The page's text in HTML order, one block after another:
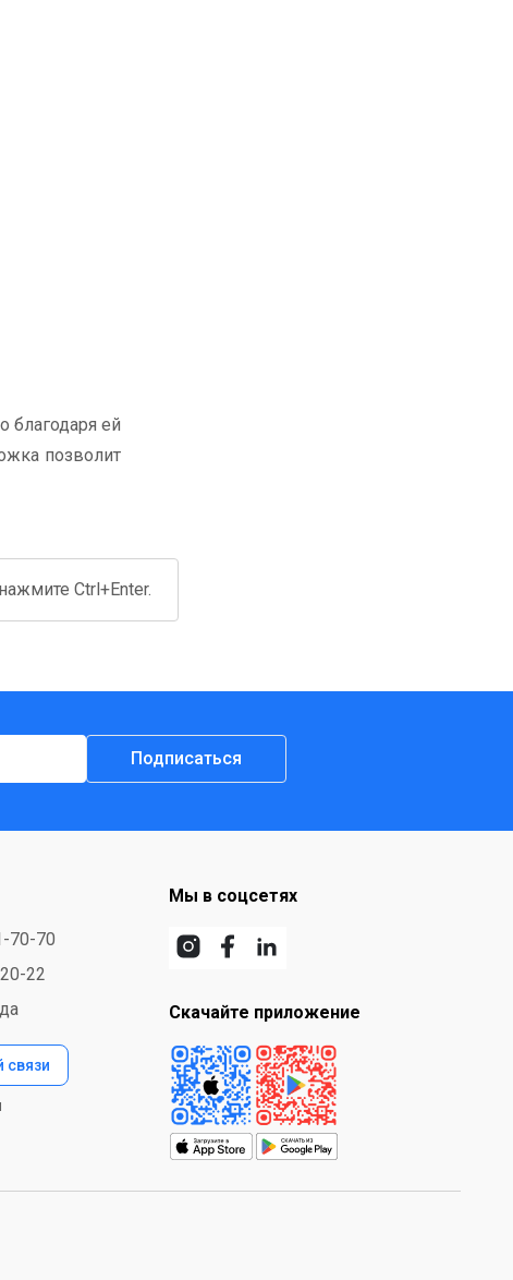
благодаря ей
позволит
Ctrl+Enter.
Подписаться
70-70
22
связи
Мы в соцсетях
Скачайте приложение